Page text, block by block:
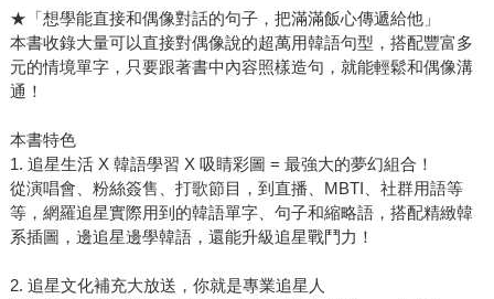
★「想學能直接和偶像對話的句子，把滿滿飯心傳遞給他」
本書收錄大量可以直接對偶像說的超萬用韓語句型，搭配豐富多
元的情境單字，只要跟著書中內容照樣造句，就能輕鬆和偶像溝
通！
本書特色
1. 追星生活 X 韓語學習 X 吸睛彩圖 = 最強大的夢幻組合！
從演唱會、粉絲簽售、打歌節目，到直播、MBTI、社群用語等
等，網羅追星實際用到的韓語單字、句子和縮略語，搭配精緻韓
系插圖，邊追星邊學韓語，還能升級追星戰鬥力！
2. 追星文化補充大放送，你就是專業追星人